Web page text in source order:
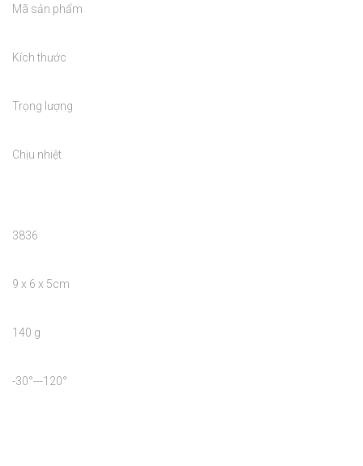
Mã sản phẩm
Kích thước
Trọng lượng
Chịu nhiệt
3836
9 x 6 x 5cm
140 g
-30°---120°